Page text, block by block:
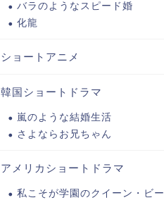
バラのようなスピード婚
化龍
ショートアニメ
韓国ショートドラマ
嵐のような結婚生活
さよならお兄ちゃん
アメリカショートドラマ
私こそが学園のクイーン・ビー